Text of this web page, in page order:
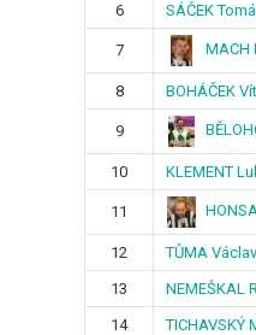
6
SÁČEK
7 MACH
8 BOHÁČEK
9
10 KLEMENT
11
12 TŮMA
13
NEMEŠKAL
14
TICHAVSKÝ